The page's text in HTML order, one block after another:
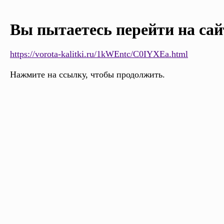
Вы пытаетесь перейти на
https://vorota-kalitki.ru/1kWEntc/C0IYXEa.html
Нажмите на ссылку, чтобы продолжить.